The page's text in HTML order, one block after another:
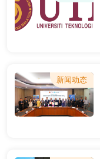
新闻动态